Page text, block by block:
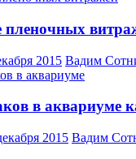
пленочных
2015 Вадим
в аквариуме
2015 Вадим